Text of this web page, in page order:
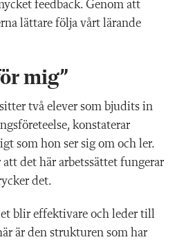
feedback. Genom att
lättare följa vårt lärande
mig”
sitter två elever som bjudits in
konstaterar
som hon ser sig om och ler.
det här arbetssättet fungerar
det.
blir effektivare och leder till
är den strukturen som har